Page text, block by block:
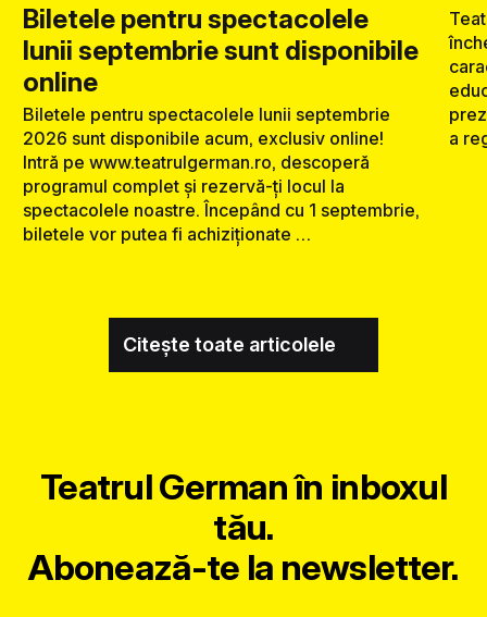
Biletele pentru spectacolele
lunii septembrie sunt disponibile
online
Biletele pentru spectacolele lunii septembrie
2026 sunt disponibile acum, exclusiv online!
Intră pe www.teatrulgerman.ro, descoperă
programul complet și rezervă-ți locul la
spectacolele noastre. Începând cu 1 septembrie,
biletele vor putea fi achiziționate …
a
Citește toate articolele
Teatrul German în inboxul
tău.
Abonează-te la newsletter.